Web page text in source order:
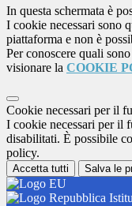
In questa schermata è
I cookie necessari sono
piattaforma e non è
Per conoscere quali
visionare la COOKIE
Cookie necessari per il
I cookie necessari per il
disabilitati. È possibile
policy.
Accetta tutti Salva le